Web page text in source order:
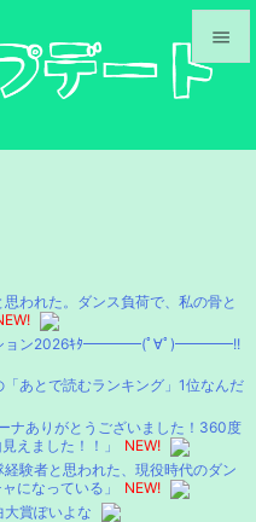



次へ

われた。ダンス負荷で、私の骨と
ション2026ｷﾀ━━━━(ﾟ∀ﾟ)━━━━!!
あとで読むランキング」1位なんだ
ナありがとうございました！360度
えました！！」
NEW!
経験者と思われた、現役時代のダン
になっている」
NEW!
賞ぽいよな